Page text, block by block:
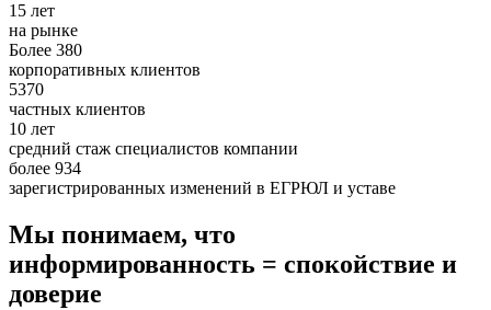
15 лет
на рынке
Более 380
корпоративных клиентов
5370
частных клиентов
10 лет
средний стаж специалистов компании
более 934
зарегистрированных изменений в ЕГРЮЛ и уставе
Мы понимаем, что
информированность = спокойствие и
доверие